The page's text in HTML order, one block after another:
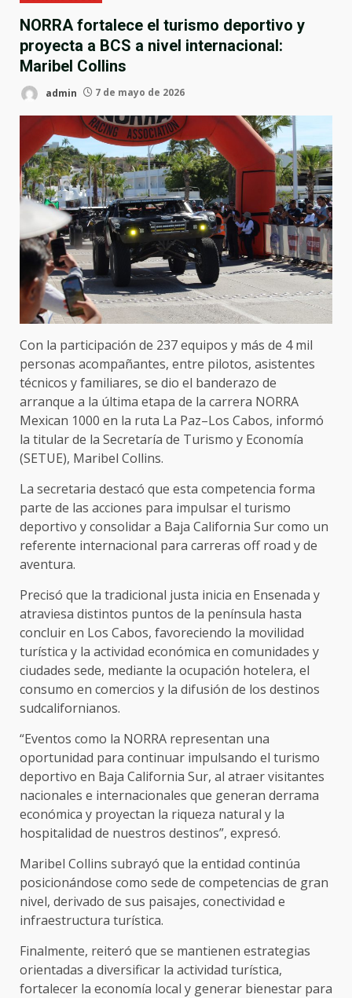
NORRA fortalece el turismo deportivo y
proyecta a BCS a nivel internacional:
Maribel Collins
admin 7 de mayo de 2026
Con la participación de 237 equipos y más de 4 mil
personas acompañantes, entre pilotos, asistentes
técnicos y familiares, se dio el banderazo de
arranque a la última etapa de la carrera NORRA
Mexican 1000 en la ruta La Paz–Los Cabos, informó
la titular de la Secretaría de Turismo y Economía
(SETUE), Maribel Collins.
La secretaria destacó que esta competencia forma
parte de las acciones para impulsar el turismo
deportivo y consolidar a Baja California Sur como un
referente internacional para carreras off road y de
aventura.
Precisó que la tradicional justa inicia en Ensenada y
atraviesa distintos puntos de la península hasta
concluir en Los Cabos, favoreciendo la movilidad
turística y la actividad económica en comunidades y
ciudades sede, mediante la ocupación hotelera, el
consumo en comercios y la difusión de los destinos
sudcalifornianos.
“Eventos como la NORRA representan una
oportunidad para continuar impulsando el turismo
deportivo en Baja California Sur, al atraer visitantes
nacionales e internacionales que generan derrama
económica y proyectan la riqueza natural y la
hospitalidad de nuestros destinos”, expresó.
Maribel Collins subrayó que la entidad continúa
posicionándose como sede de competencias de gran
nivel, derivado de sus paisajes, conectividad e
infraestructura turística.
Finalmente, reiteró que se mantienen estrategias
orientadas a diversificar la actividad turística,
fortalecer la economía local y generar bienestar para